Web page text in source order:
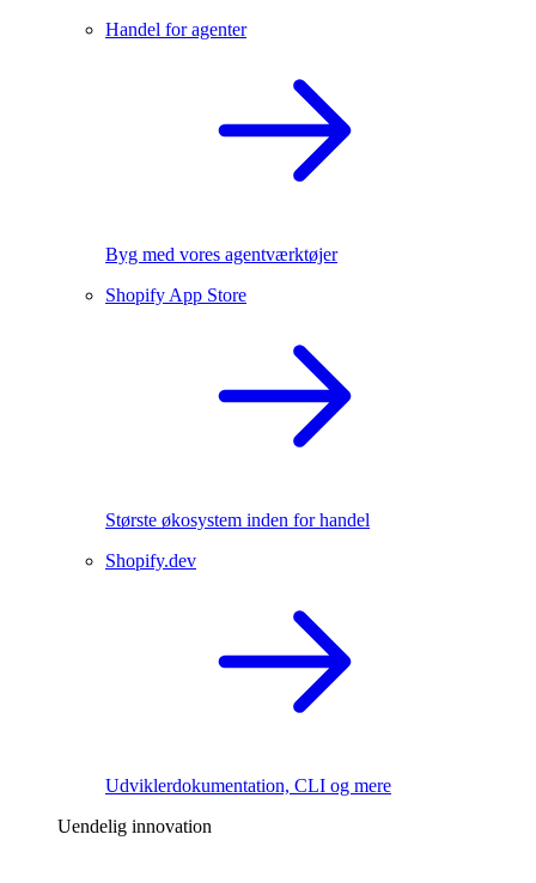
Handel for agenter
Byg med vores agentværktøjer
Shopify App Store
Største økosystem inden for handel
Shopify.dev
Udviklerdokumentation, CLI og mere
Uendelig innovation